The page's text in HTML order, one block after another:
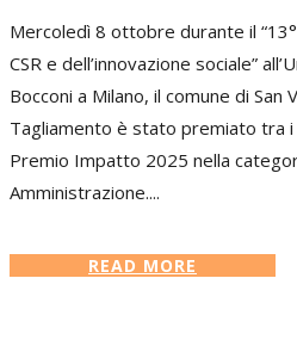
Mercoledì 8 ottobre durante il
CSR e dell’innovazione sociale”
Bocconi a Milano, il comune di San
Tagliamento è stato premiato tra i
Premio Impatto 2025 nella
Amministrazione....
READ MORE